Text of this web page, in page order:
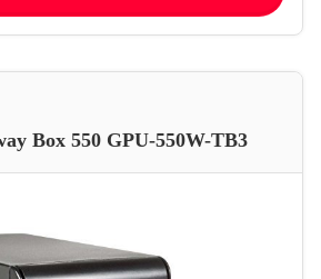
Box 550 GPU-550W-TB3